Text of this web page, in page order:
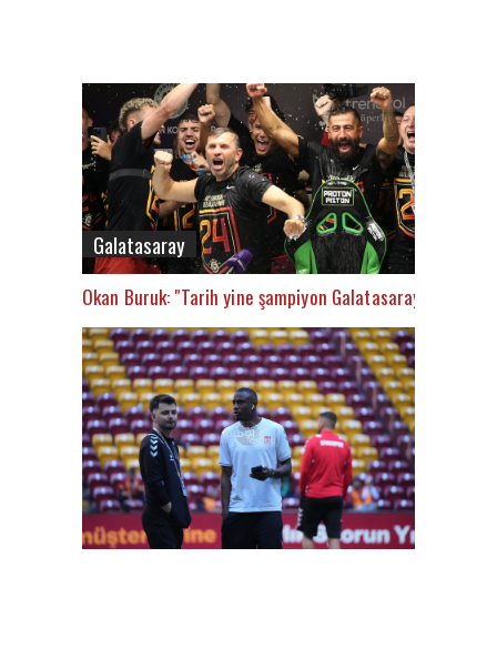
Galatasaray
Okan Buruk: "Tarih yine şampiyon Galatasaray’ı